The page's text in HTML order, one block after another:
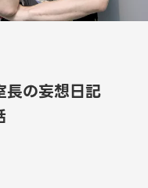
の妄想日記